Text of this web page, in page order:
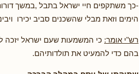
-כך משתקפים חיי ישראל בתבל ,במשך
הימים וזאת מבלי שהשכנים סביב יכירו
רש"י אומר: כי המשמעות שעם ישראל יזכה
בהם כדי להמעיט את תולדותיהם.